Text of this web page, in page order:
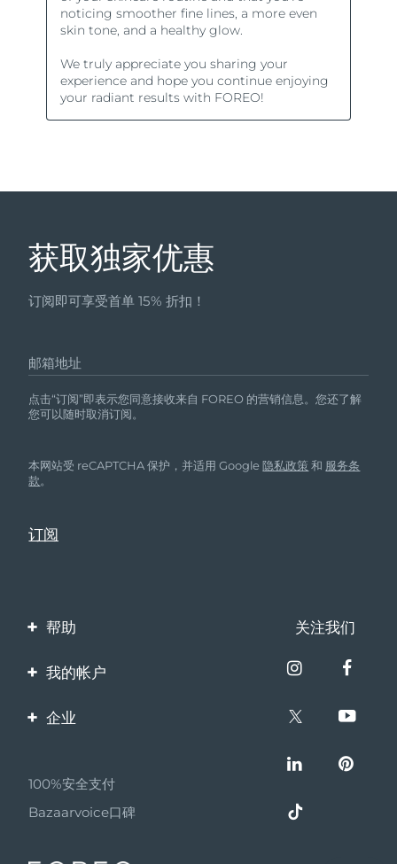
获取独家优惠
订阅即可享受首单 15% 折扣！
邮箱地址
点击“订阅”即表示您同意接收来自 FOREO 的营销信息。您还了解
您可以随时取消订阅。
本网站受 reCAPTCHA 保护，并适用 Google隐私政策 和 服务条
款。
帮助
联系我们
保修与退换货
关注我们
我的帐户
产品注册
企业
伙伴计划
联盟新闻
100%安全支付
Bazaarvoice口碑